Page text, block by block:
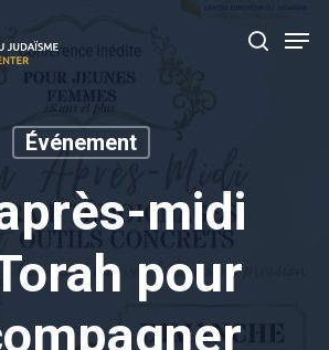
search
Événement
midi
pour